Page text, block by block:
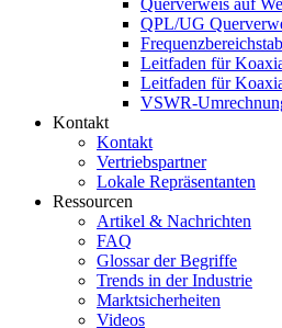
Querverweis auf
QPL/UG
Leitfaden für
Leitfaden für
VSWR-
Kontakt
Kontakt
Vertriebspartner
Lokale Repräsentanten
Ressourcen
Artikel & Nachrichten
FAQ
Glossar der Begriffe
Trends in der Industrie
Marktsicherheiten
Videos